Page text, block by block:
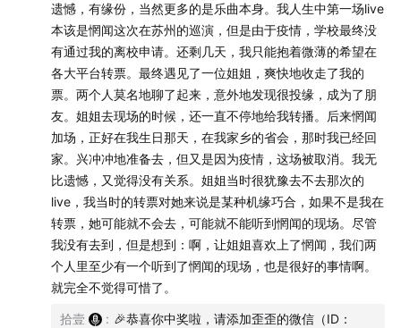
遗憾，有缘份，当然更多的是乐曲本身。我人生中第一场live
本该是惘闻这次在苏州的巡演，但是由于疫情，学校最终没
有通过我的离校申请。还剩几天，我只能抱着微薄的希望在
各大平台转票。最终遇见了一位姐姐，爽快地收走了我的
票。两个人莫名地聊了起来，意外地发现很投缘，成为了朋
友。姐姐去现场的时候，还一直不停地给我转播。后来惘闻
加场，正好在我生日那天，在我家乡的省会，那时我已经回
家。兴冲冲地准备去，但又是因为疫情，这场被取消。我无
比遗憾，又觉得没有关系。姐姐当时很犹豫去不去那次的
live，我当时的转票对她来说是某种机缘巧合，如果不是我在
转票，她可能就不会去，可能就不能听到惘闻的现场。尽管
我没有去到，但是想到：啊，让姐姐喜欢上了惘闻，我们两
个人里至少有一个听到了惘闻的现场，也是很好的事情啊。
就完全不觉得可惜了。
拾壹 : 🎉恭喜你中奖啦，请添加歪歪的微信（ID：